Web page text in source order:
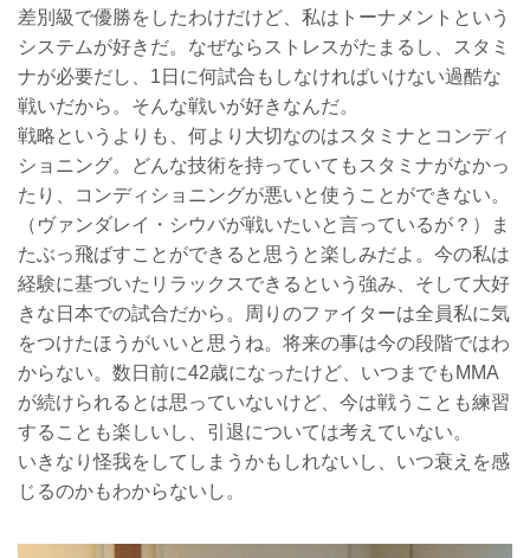
差別級で優勝をしたわけだけど、私はトーナメントという
システムが好きだ。なぜならストレスがたまるし、スタミ
ナが必要だし、1日に何試合もしなければいけない過酷な
戦いだから。そんな戦いが好きなんだ。
戦略というよりも、何より大切なのはスタミナとコンディ
ショニング。どんな技術を持っていてもスタミナがなかっ
たり、コンディショニングが悪いと使うことができない。
（ヴァンダレイ・シウバが戦いたいと言っているが？）ま
たぶっ飛ばすことができると思うと楽しみだよ。今の私は
経験に基づいたリラックスできるという強み、そして大好
きな日本での試合だから。周りのファイターは全員私に気
をつけたほうがいいと思うね。将来の事は今の段階ではわ
からない。数日前に42歳になったけど、いつまでもMMA
が続けられるとは思っていないけど、今は戦うことも練習
することも楽しいし、引退については考えていない。
いきなり怪我をしてしまうかもしれないし、いつ衰えを感
じるのかもわからないし。